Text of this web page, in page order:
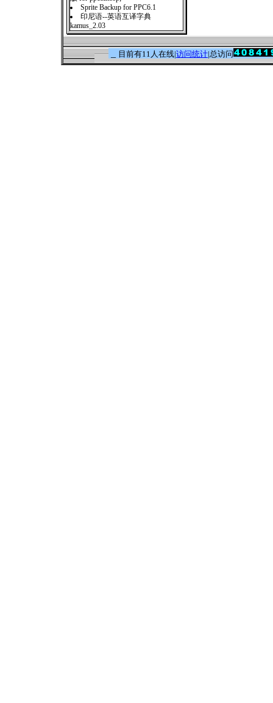
Sprite Backup for PPC6.1
印尼语--英语互译字典
kamus_2.03